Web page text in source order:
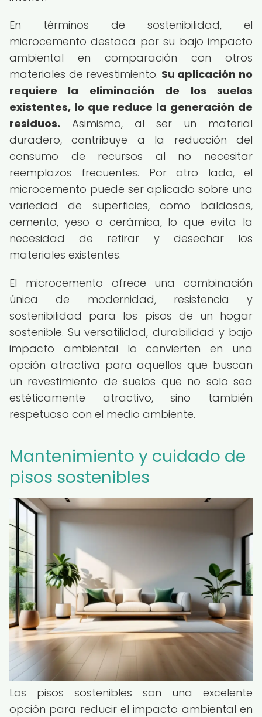
En términos de sostenibilidad, el
microcemento destaca por su bajo impacto
ambiental en comparación con otros
materiales de revestimiento. Su aplicación no
requiere la eliminación de los suelos
existentes, lo que reduce la generación de
residuos. Asimismo, al ser un material
duradero, contribuye a la reducción del
consumo de recursos al no necesitar
reemplazos frecuentes. Por otro lado, el
microcemento puede ser aplicado sobre una
variedad de superficies, como baldosas,
cemento, yeso o cerámica, lo que evita la
necesidad de retirar y desechar los
materiales existentes.
El microcemento ofrece una combinación
única de modernidad, resistencia y
sostenibilidad para los pisos de un hogar
sostenible. Su versatilidad, durabilidad y bajo
impacto ambiental lo convierten en una
opción atractiva para aquellos que buscan
un revestimiento de suelos que no solo sea
estéticamente atractivo, sino también
respetuoso con el medio ambiente.
Mantenimiento y cuidado de
pisos sostenibles
Los pisos sostenibles son una excelente
opción para reducir el impacto ambiental en